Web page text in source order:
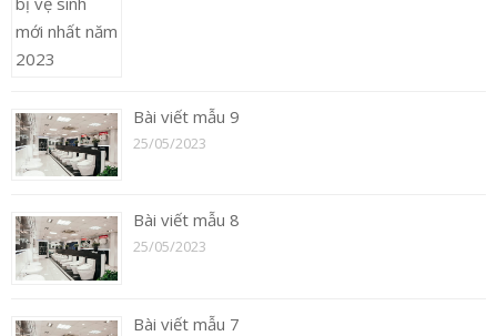
Bài viết mẫu 9
25/05/2023
Bài viết mẫu 8
25/05/2023
Bài viết mẫu 7